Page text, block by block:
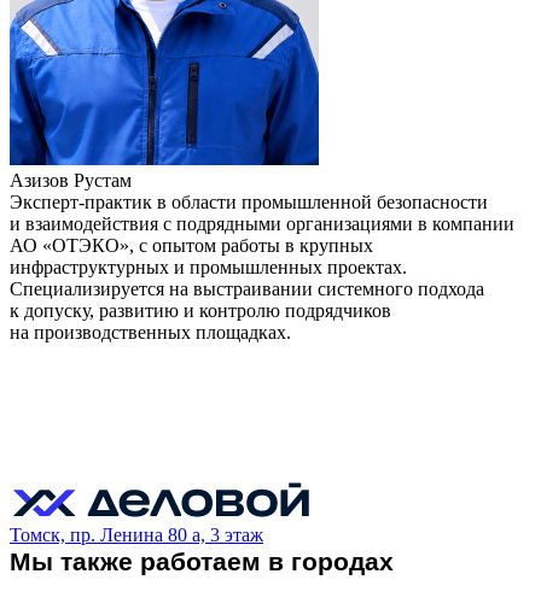
Азизов Рустам
Эксперт-практик в области промышленной безопасности
и взаимодействия с подрядными организациями в компании
АО «ОТЭКО», с опытом работы в крупных
инфраструктурных и промышленных проектах.
Специализируется на выстраивании системного подхода
к допуску, развитию и контролю подрядчиков
на производственных площадках.
Томск, пр. Ленина 80 а, 3 этаж
Мы также работаем в городах